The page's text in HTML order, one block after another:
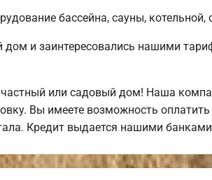
бассейна, сауны,
и заинтересовались нашими
или садовый дом! Наша
Вы имеете возможность
Кредит выдается нашими